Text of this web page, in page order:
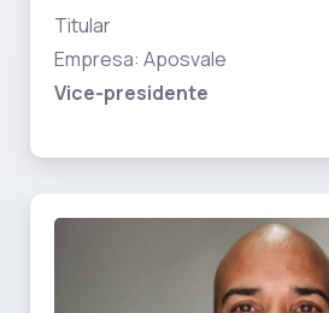
Titular
Empresa: Aposvale
Vice-presidente